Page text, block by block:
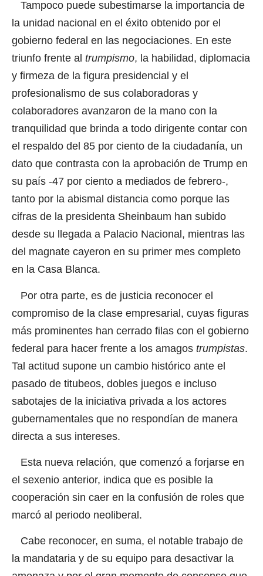
Tampoco puede subestimarse la importancia de
la unidad nacional en el éxito obtenido por el
gobierno federal en las negociaciones. En este
triunfo frente al trumpismo, la habilidad, diplomacia
y firmeza de la figura presidencial y el
profesionalismo de sus colaboradoras y
colaboradores avanzaron de la mano con la
tranquilidad que brinda a todo dirigente contar con
el respaldo del 85 por ciento de la ciudadanía, un
dato que contrasta con la aprobación de Trump en
su país -47 por ciento a mediados de febrero-,
tanto por la abismal distancia como porque las
cifras de la presidenta Sheinbaum han subido
desde su llegada a Palacio Nacional, mientras las
del magnate cayeron en su primer mes completo
en la Casa Blanca.
Por otra parte, es de justicia reconocer el
compromiso de la clase empresarial, cuyas figuras
más prominentes han cerrado filas con el gobierno
federal para hacer frente a los amagos trumpistas.
Tal actitud supone un cambio histórico ante el
pasado de titubeos, dobles juegos e incluso
sabotajes de la iniciativa privada a los actores
gubernamentales que no respondían de manera
directa a sus intereses.
Esta nueva relación, que comenzó a forjarse en
el sexenio anterior, indica que es posible la
cooperación sin caer en la confusión de roles que
marcó al periodo neoliberal.
Cabe reconocer, en suma, el notable trabajo de
la mandataria y de su equipo para desactivar la